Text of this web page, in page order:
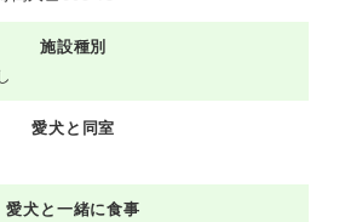
施設種別
愛犬と同室
愛犬と一緒に食事